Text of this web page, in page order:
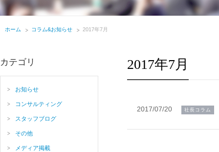
ホーム コラム&お知らせ 2017年7月
2017年7月
2017/07/20 社長コラム
カテゴリ
お知らせ
コンサルティング
スタッフブログ
その他
メディア掲載